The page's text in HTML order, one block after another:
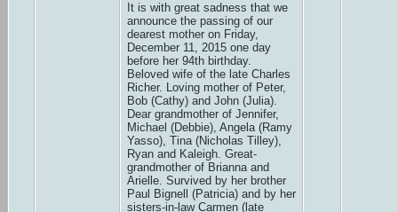
It is with great sadness that we
announce the passing of our
dearest mother on Friday,
December 11, 2015 one day
before her 94th birthday.
Beloved wife of the late Charles
Richer. Loving mother of Peter,
Bob (Cathy) and John (Julia).
Dear grandmother of Jennifer,
Michael (Debbie), Angela (Ramy
Yasso), Tina (Nicholas Tilley),
Ryan and Kaleigh. Great-
grandmother of Brianna and
Arielle. Survived by her brother
Paul Bignell (Patricia) and by her
sisters-in-law Carmen (late